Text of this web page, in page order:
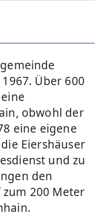
Über 600
obwohl der
eine eigene
Eiershäuser
und zu
den
200 Meter